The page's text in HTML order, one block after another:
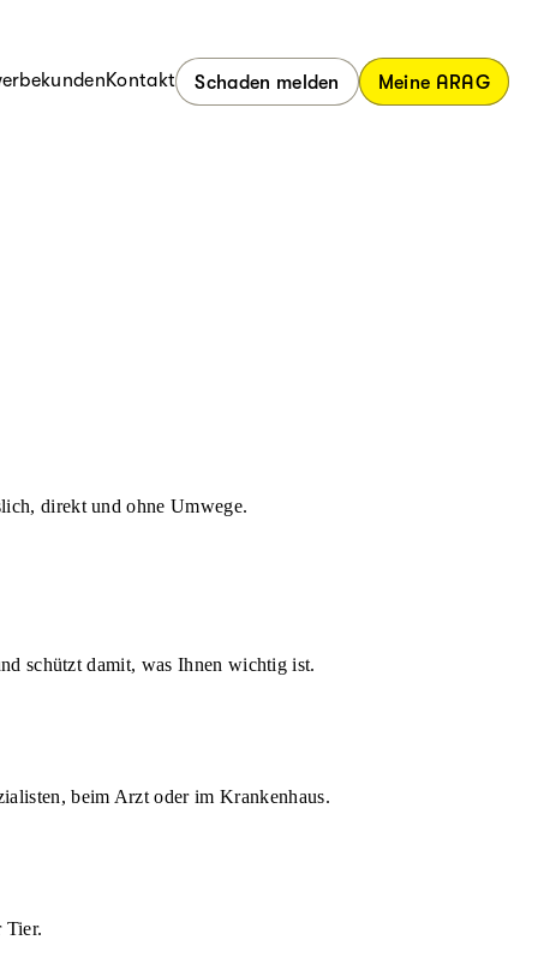
Kontakt Schaden melden Meine ARAG
direkt und ohne Umwege.
schützt damit, was Ihnen wichtig ist.
beim Arzt oder im Krankenhaus.
Tier.